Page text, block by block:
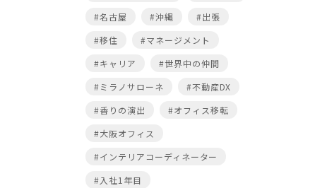
#名古屋
#沖縄
#出張
#移住
#マネージメント
#キャリア
#世界中の仲間
#ミラノサローネ
#不動産DX
#香りの演出
#オフィス移転
#大阪オフィス
#インテリアコーディネーター
#入社1年目